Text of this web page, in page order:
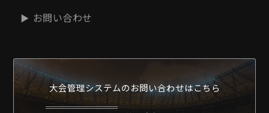
お問い合わせ
大会管理システムのお問い合わせはこちら